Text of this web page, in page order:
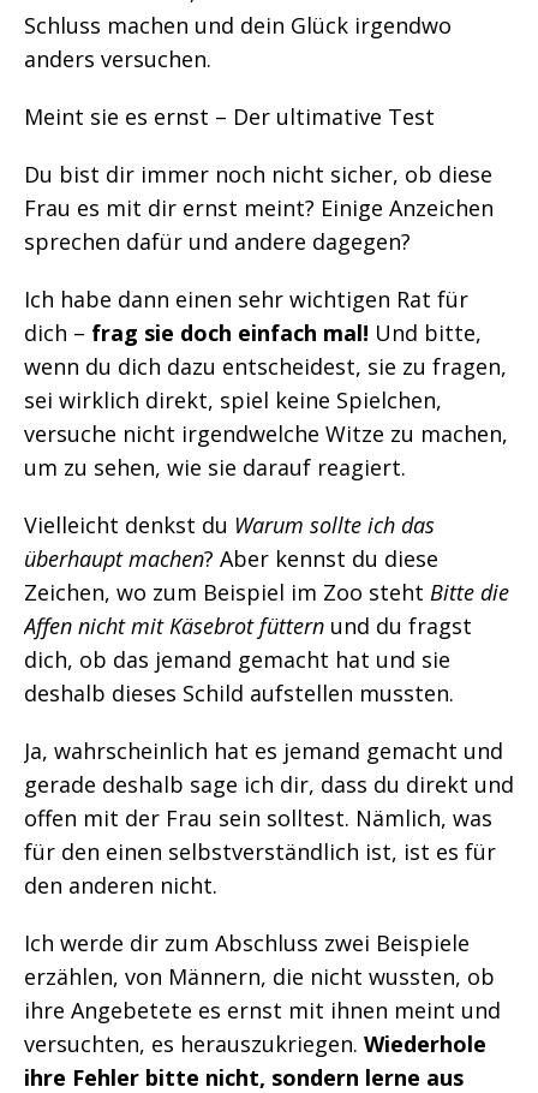
Schluss machen und dein Glück irgendwo
anders versuchen.
Meint sie es ernst – Der ultimative Test
Du bist dir immer noch nicht sicher, ob diese
Frau es mit dir ernst meint? Einige Anzeichen
sprechen dafür und andere dagegen?
Ich habe dann einen sehr wichtigen Rat für
dich – frag sie doch einfach mal! Und bitte,
wenn du dich dazu entscheidest, sie zu fragen,
sei wirklich direkt, spiel keine Spielchen,
versuche nicht irgendwelche Witze zu machen,
um zu sehen, wie sie darauf reagiert.
Vielleicht denkst du Warum sollte ich das
überhaupt machen? Aber kennst du diese
Zeichen, wo zum Beispiel im Zoo steht Bitte die
Affen nicht mit Käsebrot füttern und du fragst
dich, ob das jemand gemacht hat und sie
deshalb dieses Schild aufstellen mussten.
Ja, wahrscheinlich hat es jemand gemacht und
gerade deshalb sage ich dir, dass du direkt und
offen mit der Frau sein solltest. Nämlich, was
für den einen selbstverständlich ist, ist es für
den anderen nicht.
Ich werde dir zum Abschluss zwei Beispiele
erzählen, von Männern, die nicht wussten, ob
ihre Angebetete es ernst mit ihnen meint und
versuchten, es herauszukriegen. Wiederhole
ihre Fehler bitte nicht, sondern lerne aus